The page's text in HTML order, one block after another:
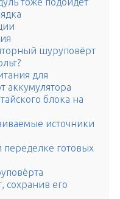
шуруповёрт
для
аккумулятора
блока на
источники
готовых
сохранив его